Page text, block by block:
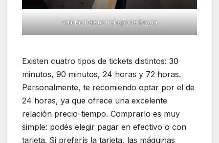
Validar boleto transporte Praga
Existen cuatro tipos de tickets distintos: 30
minutos, 90 minutos, 24 horas y 72 horas.
Personalmente, te recomiendo optar por el de
24 horas, ya que ofrece una excelente
relación precio-tiempo. Comprarlo es muy
simple: podés elegir pagar en efectivo o con
tarjeta. Si preferís la tarjeta, las máquinas